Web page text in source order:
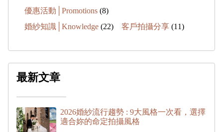
優惠活動│Promotions (8)
婚紗知識│Knowledge (22) 客戶拍攝分享 (11)
最新文章
2026婚紗流行趨勢 : 9大風格一次看，選擇
適合妳的命定拍攝風格